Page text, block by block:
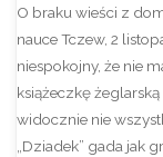
O braku wieści z
nauce Tczew, 2
niespokojny, że nie
książeczkę
widocznie nie
„Dziadek” gada jak